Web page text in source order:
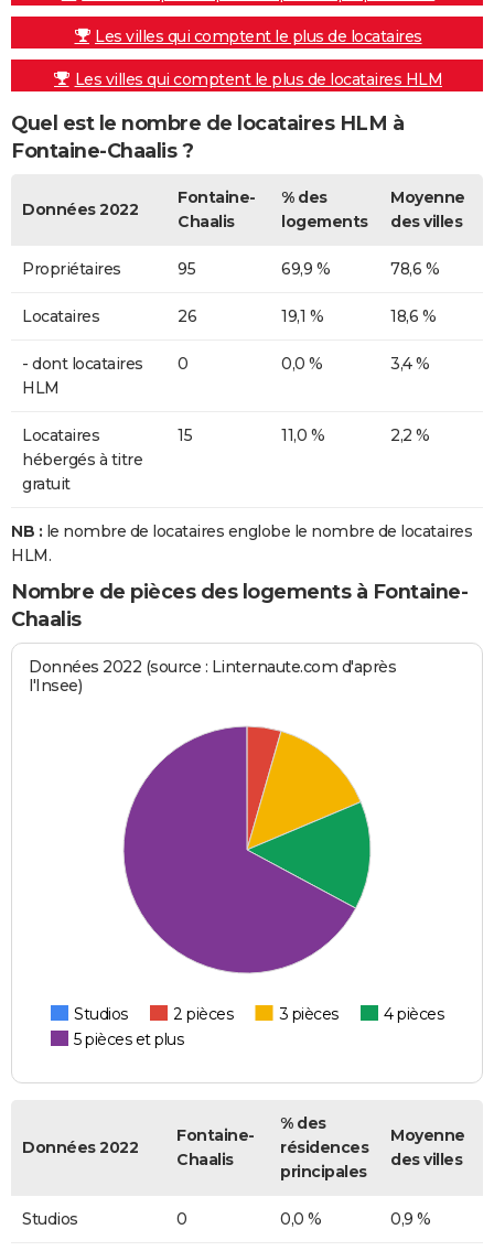
Les villes qui comptent le plus de locataires
Les villes qui comptent le plus de locataires HLM
Quel est le nombre de locataires HLM à
Fontaine-Chaalis ?
Données 2022
Fontaine-
Chaalis
% des
logements
Moyenne
des villes
Propriétaires 95 69,9 % 78,6 %
Locataires 26 19,1 % 18,6 %
- dont locataires
HLM
0 0,0 % 3,4 %
Locataires
hébergés à titre
gratuit
15 11,0 % 2,2 %
NB : le nombre de locataires englobe le nombre de locataires
HLM.
Nombre de pièces des logements à Fontaine-
Chaalis
Données 2022 (source : Linternaute.com d'après
l'Insee)
Studios 2 pièces 3 pièces
4 pièces
5 pièces et plus
Données 2022
Fontaine-
Chaalis
% des
résidences
principales
Moyenne
des villes
Studios 0 0,0 % 0,9 %